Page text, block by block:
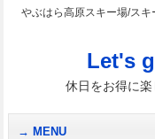
やぶはら高原スキー場/スキ
Let's
休日をお得に
MENU